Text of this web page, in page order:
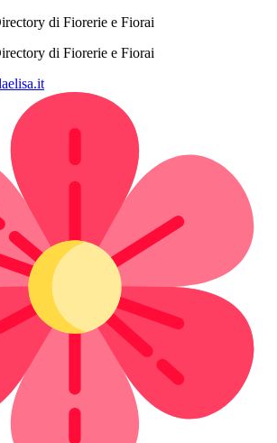
di Fiorerie e Fiorai
di Fiorerie e Fiorai